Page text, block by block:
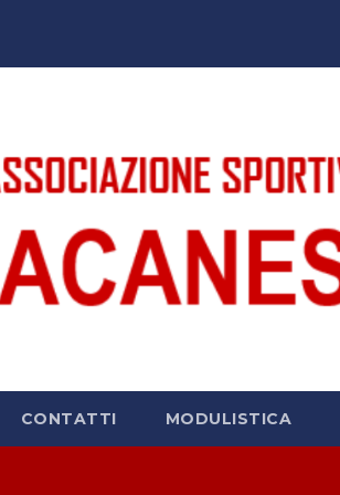
CONTATTI MODULISTICA